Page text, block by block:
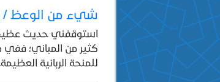
شيء من الوعظ /
استوقفني حديث عظيم
كثير من المباني؛ ففي
للمنحة الربانية العظيمة.